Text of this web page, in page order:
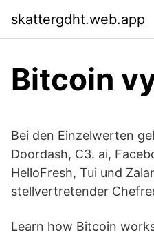
skattergdht.web.app
Bitcoin
Bei den Einzelwerten
Doordash, C3. ai,
HelloFresh, Tui und
stellvertretender
Learn how Bitcoin